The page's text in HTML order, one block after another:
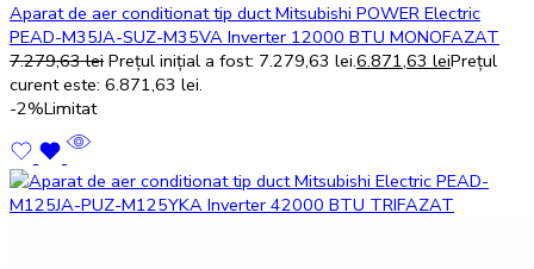
Aparat de aer conditionat tip duct Mitsubishi POWER Electric
PEAD-M35JA-SUZ-M35VA Inverter 12000 BTU MONOFAZAT
7.279,63lei Prețul inițial a fost: 7.279,63 lei.6.871,63 leiPrețul
curent este: 6.871,63 lei.
-2%Limitat